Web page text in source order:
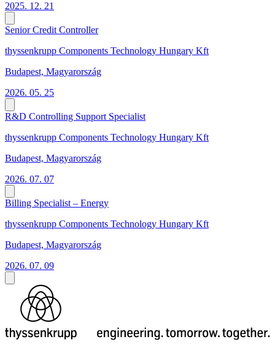
2025. 12. 21
Senior Credit Controller
thyssenkrupp Components Technology Hungary Kft
Budapest, Magyarország
2026. 05. 25
R&D Controlling Support Specialist
thyssenkrupp Components Technology Hungary Kft
Budapest, Magyarország
2026. 07. 07
Billing Specialist – Energy
thyssenkrupp Components Technology Hungary Kft
Budapest, Magyarország
2026. 07. 09